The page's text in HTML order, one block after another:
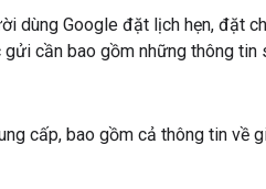
dùng Google đặt lịch hẹn, đặt
cần bao gồm những thông tin
cấp, bao gồm cả thông tin về